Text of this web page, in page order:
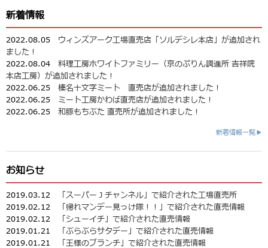
新着情報
2022.08.05 ウィンズアーク工場直売店「ソルデシレ本店」が追加され
ました！
2022.08.04 料理工房ホワイトファミリー（京のぷりん調進所 吉祥院
本店工房）が追加されました！
2022.06.25 榛名十文字ミート 直売店が追加されました！
2022.06.25 ミート工房かわば直売店が追加されました！
2022.06.25 和豚もちぶた 直売所が追加されました！
新着情報一覧▶
お知らせ
2019.03.12
「スーパーＪチャンネル」で紹介された工場直売所
2019.02.12
「帰れマンデー見っけ隊！！」で紹介された直売情報
2019.02.12
「シューイチ」で紹介された直売情報
2019.01.21
「ぶらぶらサタデー」で紹介された直売情報
2019.01.21
「王様のブランチ」で紹介された直売情報